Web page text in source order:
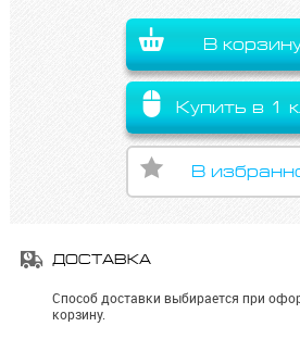
В
Купить в 1
В
ДОСТАВКА
Способ доставки выбирается при
корзину.